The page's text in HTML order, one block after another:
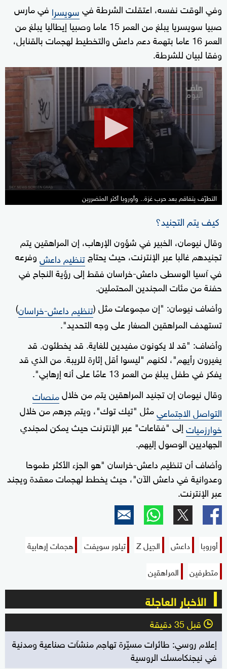
وفي الوقت نفسه، اعتقلت الشرطة فيسويسرا في مارس
صبيا سويسريا يبلغ من العمر 15 عاما وصبيا إيطاليا يبلغ من
العمر 16 عاما بتهمة دعم داعش والتخطيط لهجمات بالقنابل،
وفقا لبيان للشرطة.
0
seconds
of
26
minutes,
16
seconds
التطرّف يتفاقم بعد حرب غزة.. وأوروبا أكثر المتضررين
كيف يتم التجنيد؟
وقال نيومان، الخبير في شؤون الإرهاب، إن المراهقين يتم
تجنيدهم غالبا عبر الإنترنت، حيث يحتاجتنظيم داعشوفرعه
في آسيا الوسطى داعش-خراسان فقط إلى رؤية النجاح في
حفنة من مئات المجندين المحتملين.
وأضاف نيومان: "إن مجموعات مثل (تنظيم داعش-خراسان)
تستهدف المراهقين الصغار على وجه التحديد".
وأضاف: "قد لا يكونون مفيدين للغاية. قد يخطئون. قد
يغيرون رأيهم"، لكنهم "ليسوا أقل إثارة للريبة. من الذي قد
يفكر في طفل يبلغ من العمر 13 عامًا على أنه إرهابي".
وقال نيومان إن تجنيد المراهقين يتم من خلالمنصات
التواصل الاجتماعيمثل "تيك توك"، ويتم جرهم من خلال
خوارزمياتإلى "فقاعات" عبر الإنترنت حيث يمكن لمجندي
الجهاديين الوصول إليهم.
وأضاف أن تنظيم داعش-خراسان "هو الجزء الأكثر طموحا
وعدوانية في داعش الآن"، حيث يخطط لهجمات معقدة ويجند
عبر الإنترنت.
أوروبا داعش الجيل Z تيلور سويفت
هجمات إرهابية
متطرفين
المراهقين
الأخبار العاجلة
l قبل 35 دقيقة
إعلام روسي: طائرات مسيّرة تهاجم منشآت صناعية ومدنية
في نيجنكامسك الروسية